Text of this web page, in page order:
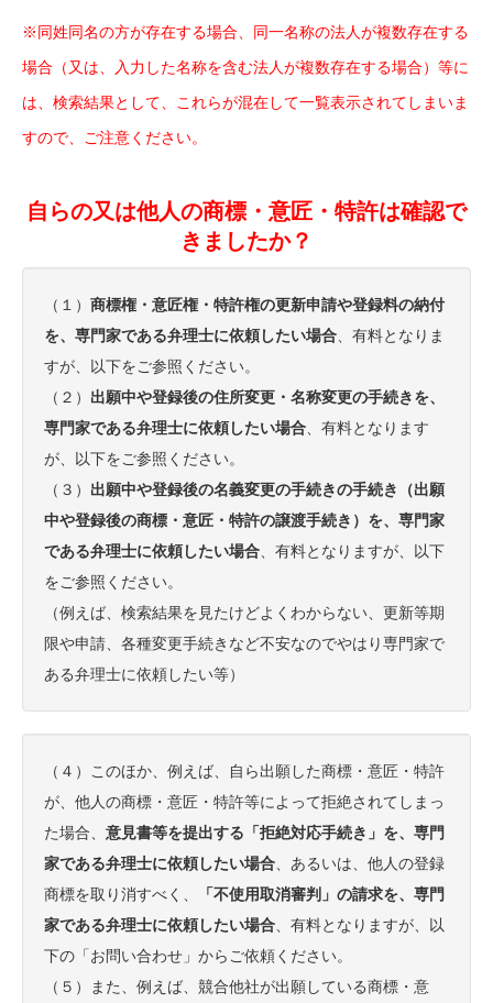
※同姓同名の方が存在する場合、同一名称の法人が複数存在する
場合（又は、入力した名称を含む法人が複数存在する場合）等に
は、検索結果として、これらが混在して一覧表示されてしまいま
すので、ご注意ください。
自らの又は他人の商標・意匠・特許は確認で
きましたか？
（１） 商標権・意匠権・特許権の更新申請や登録料の納付
を、専門家である弁理士に依頼したい場合 、有料となりま
すが、以下をご参照ください。
（２） 出願中や登録後の住所変更・名称変更の手続きを、
専門家である弁理士に依頼したい場合 、有料となります
が、以下をご参照ください。
（３） 出願中や登録後の名義変更の手続きの手続き（出願
中や登録後の商標・意匠・特許の譲渡手続き）を、専門家
である弁理士に依頼したい場合 、有料となりますが、以下
をご参照ください。
（例えば、検索結果を見たけどよくわからない、更新等期
限や申請、各種変更手続きなど不安なのでやはり専門家で
ある弁理士に依頼したい等）
（４）このほか、例えば、自ら出願した商標・意匠・特許
が、他人の商標・意匠・特許等によって拒絶されてしまっ
た場合、 意見書等を提出する「拒絶対応手続き」を、専門
家である弁理士に依頼したい場合 、あるいは、他人の登録
商標を取り消すべく、
「不使用取消審判」の請求を、専門
家である弁理士に依頼したい場合 、有料となりますが、以
下の「お問い合わせ」からご依頼ください。
（５）また、例えば、競合他社が出願している商標・意